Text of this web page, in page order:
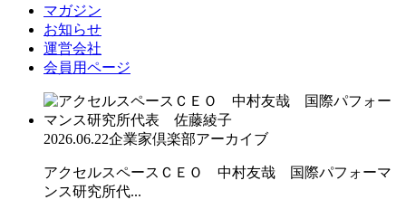
マガジン
お知らせ
運営会社
会員用ページ
2026.06.22企業家倶楽部アーカイブ
アクセルスペースＣＥＯ 中村友哉 国際パフォーマ
ンス研究所代...